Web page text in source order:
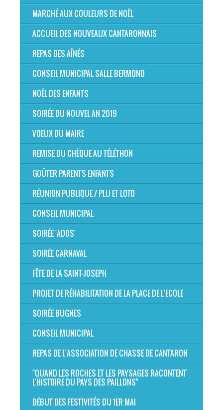
MARCHÉ AUX COULEURS DE NOËL
ACCUEIL DES NOUVEAUX CANTARONNAIS
REPAS DES AÎNÉS
CONSEIL MUNICIPAL SALLE BERMOND
NOËL DES ENFANTS
SOIRÉE DU NOUVEL AN 2019
VOEUX DU MAIRE
REMISE DU CHÈQUE AU TÉLÉTHON
GOÛTER PARENTS ENFANTS
RÉUNION PUBLIQUE / PLU ET LOTO
CONSEIL MUNICIPAL
SOIRÉE 'ADOS'
SOIRÉE CARNAVAL
FÊTE DE LA SAINT-JOSEPH
PROJET DE RÉHABILITATION DE LA PLACE DE L'ECOLE
SOIRÉE BUGNES
CONSEIL MUNICIPAL
REPAS DE L'ASSOCIATION DE CHASSE DE CANTARON
"QUAND LES ROCHES ET LES PAYSAGES RACONTENT
L’HISTOIRE DU PAYS DES PAILLONS"
DÉBUT DES FESTIVITÉS DU 1ER MAI